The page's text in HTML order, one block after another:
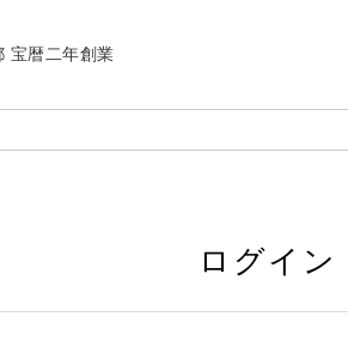
宝暦二年創業
ログイン